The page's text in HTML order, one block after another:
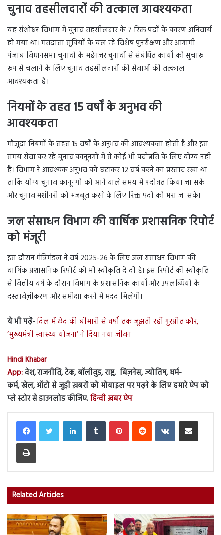
चुनाव तहसीलदारों की तत्काल आवश्यकता
यह संशोधन विभाग में चुनाव तहसीलदार के 7 रिक्त पदों के कारण अनिवार्य
हो गया था। मतदाता सूचियों के चल रहे विशेष पुनरीक्षण और आगामी
पंजाब विधानसभा चुनावों के मद्देनजर चुनावों से संबंधित कार्यों को सुचारू
रूप से चलाने के लिए चुनाव तहसीलदारों की सेवाओं की तत्काल
आवश्यकता है।
नियमों के तहत 15 वर्षों के अनुभव की
आवश्यकता
मौजूदा नियमों के तहत 15 वर्षों के अनुभव की आवश्यकता होती है और इस
समय सेवा कर रहे चुनाव कानूनगो में से कोई भी पदोन्नति के लिए योग्य नहीं
है। विभाग ने आवश्यक अनुभव को घटाकर 12 वर्ष करने का प्रस्ताव रखा था
ताकि योग्य चुनाव कानूनगो को आने वाले समय में पदोन्नत किया जा सके
और चुनाव मशीनरी को मजबूत करने के लिए रिक्त पदों को भरा जा सके।
जल संसाधन विभाग की वार्षिक प्रशासनिक रिपोर्ट
को मंजूरी
इस दौरान मंत्रिमंडल ने वर्ष 2025-26 के लिए जल संसाधन विभाग की
वार्षिक प्रशासनिक रिपोर्ट को भी स्वीकृति दे दी है। इस रिपोर्ट की स्वीकृति
से वित्तीय वर्ष के दौरान विभाग के प्रशासनिक कार्यों और उपलब्धियों के
दस्तावेज़ीकरण और समीक्षा करने में मदद मिलेगी।
ये भी पढ़ें-दिल में छेद की बीमारी से वर्षों तक जूझती रहीं गुरप्रीत कौर,
‘मुख्यमंत्री स्वास्थ्य योजना’ ने दिया नया जीवन
Hindi Khabar
App:देश, राजनीति, टेक, बॉलीवुड, राष्ट्र, बिज़नेस, ज्योतिष, धर्म-
कर्म, खेल, ऑटो से जुड़ी ख़बरों को मोबाइल पर पढ़ने के लिए हमारे ऐप को
प्ले स्टोर से डाउनलोड कीजिए.हिन्दी ख़बर ऐप
LinkedInTumblr PinterestReddit VKontakteShare via Email
Print
Related Articles